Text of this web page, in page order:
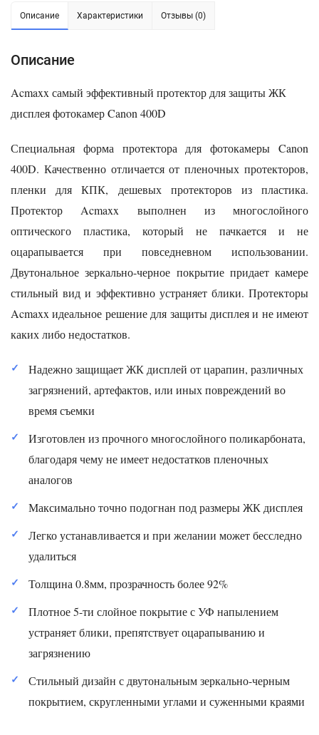
Описание Характеристики Отзывы (0)
Описание
Acmaxx самый эффективный протектор для защиты ЖК
дисплея фотокамер Canon 400D
Специальная форма протектора для фотокамеры Canon
400D. Качественно отличается от пленочных протекторов,
пленки для КПК, дешевых протекторов из пластика.
Протектор Acmaxx выполнен из многослойного
оптического пластика, который не пачкается и не
оцарапывается при повседневном использовании.
Двутональное зеркально-черное покрытие придает камере
стильный вид и эффективно устраняет блики. Протекторы
Acmaxx идеальное решение для защиты дисплея и не имеют
каких либо недостатков.
Надежно защищает ЖК дисплей от царапин, различных
загрязнений, артефактов, или иных повреждений во
время съемки
Изготовлен из прочного многослойного поликарбоната,
благодаря чему не имеет недостатков пленочных
аналогов
Максимально точно подогнан под размеры ЖК дисплея
Легко устанавливается и при желании может бесследно
удалиться
Толщина 0.8мм, прозрачность более 92%
Плотное 5-ти слойное покрытие с УФ напылением
устраняет блики, препятствует оцарапыванию и
загрязнению
Стильный дизайн с двутональным зеркально-черным
покрытием, скругленными углами и суженными краями